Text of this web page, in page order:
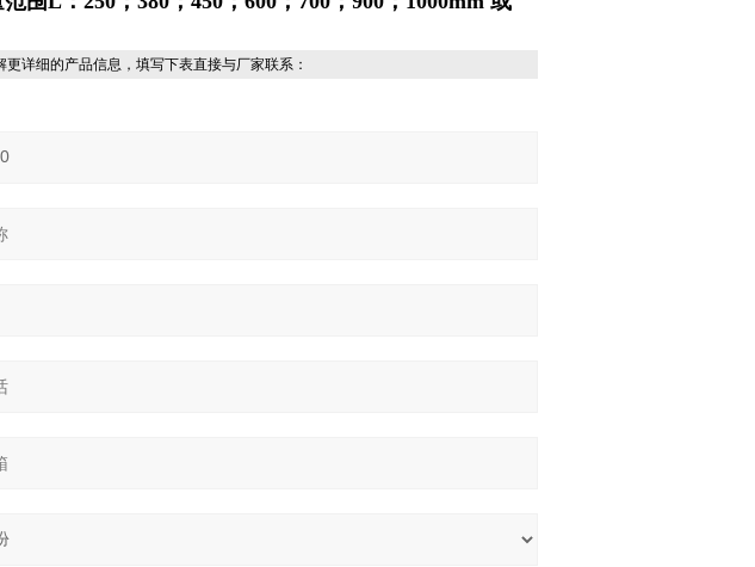
更详细的产品信息，填写下表直接与厂家联系：